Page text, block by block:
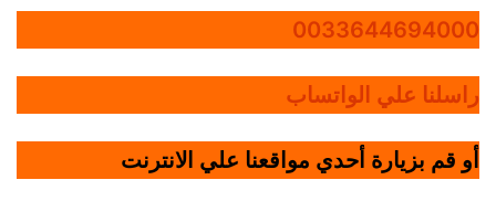
0033644694000
راسلنا علي الواتساب
أو قم بزيارة أحدي مواقعنا علي الانترنت